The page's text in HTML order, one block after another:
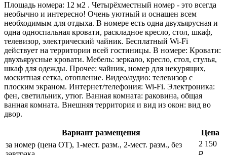
Площадь номера: 12 м2 . Четырёхместный номер - это всегда
необычно и интересно! Очень уютный и оснащен всем
необходимым для отдыха. В номере есть одна двухъярусная и
одна односпальная кровати, раскладное кресло, стол, шкаф,
телевизор, электрический чайник. Бесплатный Wi-Fi
действует на территории всей гостиницы. В номере: Кровати:
двухъярусные кровати. Мебель: зеркало, кресло, стол, стулья,
шкаф для одежды. Прочее: чайник, номер для некурящих,
москитная сетка, отопление. Видео/аудио: телевизор с
плоским экраном. Интернет/телефония: Wi-Fi. Электроника:
фен, светильник, утюг. Ванная комната: раковина, общая
ванная комната. Внешняя территория и вид из окон: вид во
двор.
Вариант размещения
Цена
за номер (цена ОТ), 1-мест. разм., 2-мест. разм., без
2 150